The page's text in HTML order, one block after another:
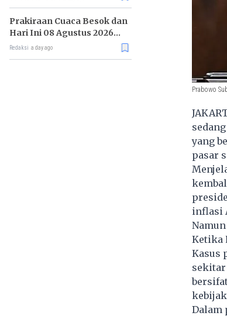
Prakiraan Cuaca Besok dan
Hari Ini 08 Agustus 2026
untuk Wilayah DKI Jakarta
Redaksi a day ago
Prabowo
yang
pasar
inflasi
Ketika
Kasus
sekitar
Dalam